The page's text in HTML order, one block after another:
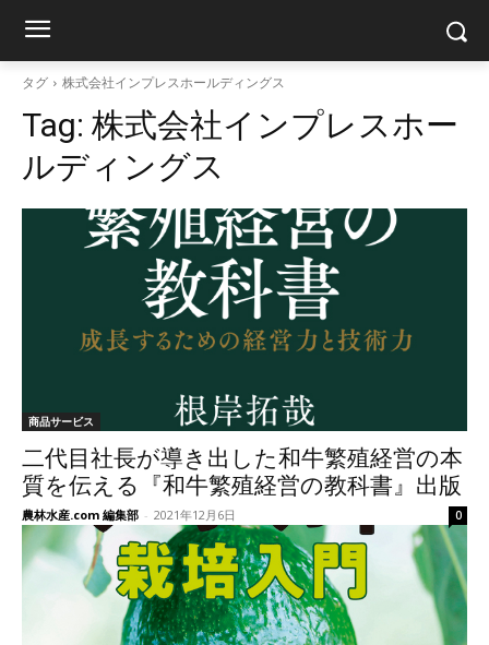
タグ 株式会社インプレスホールディングス
Tag: 株式会社インプレスホー
ルディングス
商品サービス
二代目社長が導き出した和牛繁殖経営の本
質を伝える『和牛繁殖経営の教科書』出版
農林水産.com 編集部 - 2021年12月6日 0